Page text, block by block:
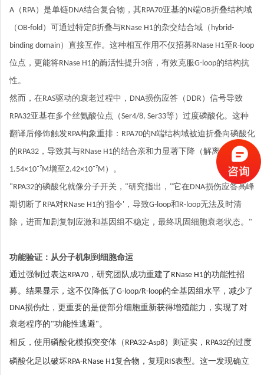
A（RPA）是单链DNA结合复合物，其RPA70亚基的N端OB折叠结构域
（OB-fold）可通过特定β折叠与RNase H1的杂交结合域（hybrid-
binding domain）直接互作。这种相互作用不仅招募RNase H1至R-loop
位点，更能将RNase H1的酶活性提升3倍，有效克服G-loop的结构抗
性。
然而，在RAS驱动的衰老过程中，DNA损伤应答（DDR）信号导致
RPA32亚基在多个丝氨酸位点（Ser4/8, Ser33等）过度磷酸化。这种
翻译后修饰触发RPA构象重排：RPA70的N端结构域被迫折叠向磷酸化
的RPA32，导致其与RNase H1的结合亲和力显著下降（解离常数Kd从
1.54×10⁻⁷M增至2.42×10⁻⁷M）。
"RPA32的磷酸化就像分子开关，"研究指出，"它在DNA损伤应答高峰
期切断了RPA对RNase H1的'指令'，导致G-loop和R-loop无法及时清
除，进而加剧复制应激和基因组不稳定，最终巩固细胞衰老状态。"
功能验证：从分子机制到细胞命运
通过强制过表达RPA70，研究团队成功重建了RNase H1的功能性招
募。结果显示，这不仅降低了G-loop/R-loop的全基因组水平，减少了
DNA损伤灶，更重要的是使部分细胞重新获得增殖能力，实现了对
衰老程序的"功能性逃避"。
相反，使用磷酸化模拟突变体（RPA32-Asp8）则证实，RPA32的过度
磷酸化足以破坏RPA-RNase H1复合物，复现RIS表型。这一发现确立